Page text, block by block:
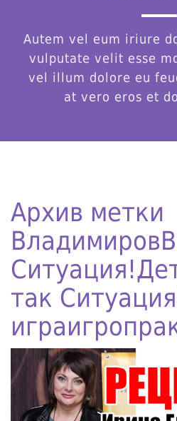
Autem vel eum iriure
vulputate velit esse
vel illum dolore eu
at vero eros et
Архив метки
Владимиров
Ситуация!
так
игра